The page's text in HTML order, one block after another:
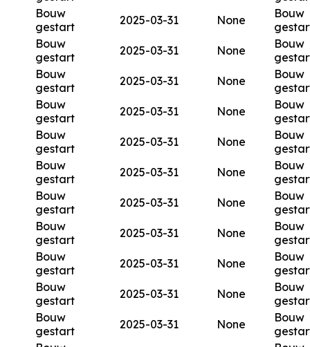
Bouw
gestart
2025-03-31 None
Bouw
Bouw
gestart
2025-03-31 None
Bouw
Bouw
gestart
2025-03-31 None
Bouw
Bouw
gestart
2025-03-31 None
Bouw
Bouw
gestart
2025-03-31 None
Bouw
Bouw
gestart
2025-03-31 None
Bouw
Bouw
gestart
2025-03-31 None
Bouw
Bouw
gestart
2025-03-31 None
Bouw
Bouw
gestart
2025-03-31 None
Bouw
Bouw
gestart
2025-03-31 None
Bouw
Bouw
gestart
2025-03-31 None
Bouw